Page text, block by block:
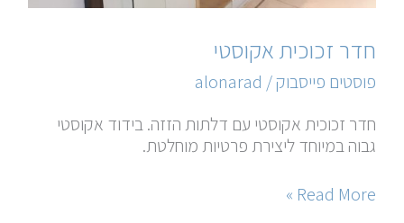
חדר זכוכית אקוסטי
פוסטים פייסבוק/
alonarad
חדר זכוכית אקוסטי עם דלתות הזזה. בידוד אקוסטי
גבוה במיוחד ליצירת פרטיות מוחלטת.
Read More »